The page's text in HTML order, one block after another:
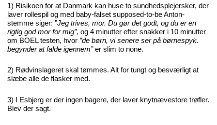
1) Risikoen for at Danmark kan huse to sundhedsplejersker, der
laver rollespil og med baby-falset supposed-to-be Anton-
stemme siger: ”Jeg trives, mor. Du gør det godt, og du er en
rigtig god mor for mig”, og 4 minutter efter snakker i 10 minutter
om BOEL testen, hvor ”de børn, vi senere ser på børnespyk.
begynder at falde igennem”er slim to none.
2) Rødvinslageret skal tømmes. Alt for tungt og besværligt at
slæbe alle de flasker med.
3) I Esbjerg er der ingen bagere, der laver knytnævestore trøfler.
Blev der sagt.